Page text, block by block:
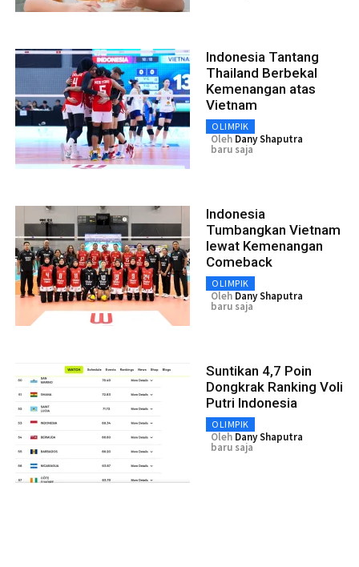
Indonesia Tantang
Thailand Berbekal
Kemenangan atas
Vietnam
OLIMPIK
Oleh Dany Shaputra
baru saja
Indonesia
Tumbangkan Vietnam
lewat Kemenangan
Comeback
OLIMPIK
Oleh Dany Shaputra
baru saja
Suntikan 4,7 Poin
Dongkrak Ranking Voli
Putri Indonesia
OLIMPIK
Oleh Dany Shaputra
baru saja